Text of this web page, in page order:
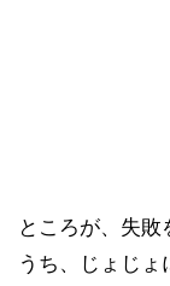
ところが、失敗
うち、じょじ